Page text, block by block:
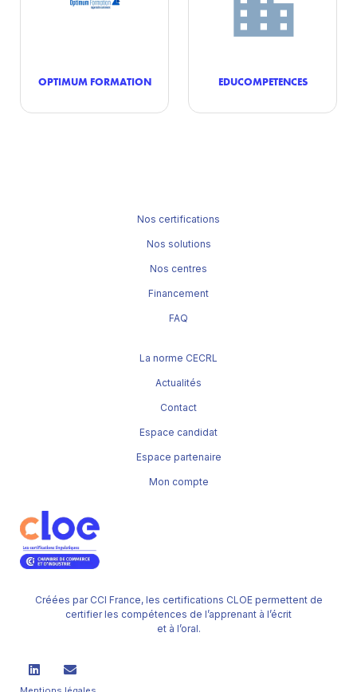
OPTIMUM FORMATION EDUCOMPETENCES
Créées par CCI France, les certifications CLOE permettent de
certifier les compétences de l’apprenant à l’écrit
et à l’oral.
Nos certifications
Nos solutions
Nos centres
Financement
FAQ
La norme CECRL
Actualités
Contact
Espace candidat
Espace partenaire
Mon compte